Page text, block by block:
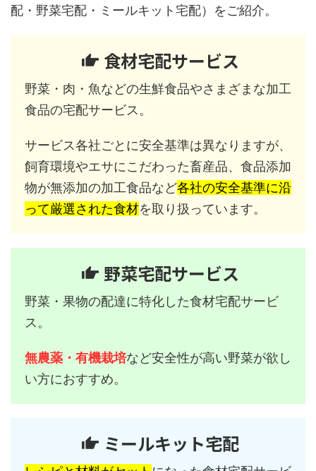
配・野菜宅配・ミールキット宅配）をご紹介。
食材宅配サービス
野菜・肉・魚などの生鮮食品やさまざまな加工
食品の宅配サービス。
サービス各社ごとに安全基準は異なりますが、
飼育環境やエサにこだわった畜産品、食品添加
物が無添加の加工食品など各社の安全基準に沿
って厳選された食材を取り扱っています。
野菜宅配サービス
野菜・果物の配達に特化した食材宅配サービ
ス。
無農薬・有機栽培など安全性が高い野菜が欲し
い方におすすめ。
ミールキット宅配